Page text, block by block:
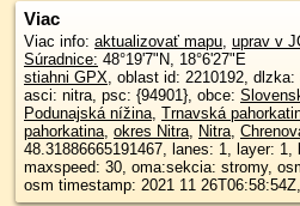
Viac
Viac info: aktualizovať mapu, uprav v
Súradnice: 48°19'7"N, 18°6'27"E
stiahni GPX, oblast id: 2210192, dlzka: 361, oblast name: Nitra, oblast
asci: nitra, psc: {94901}, obce:
Podunajská nížina, Trnavská
pahorkatina, okres Nitra, Nitra,
48.31886665191467, lanes: 1, layer:
maxspeed: 30, oma:sekcia: stromy,
osm timestamp: 2021 11 26T06:58:54Z,